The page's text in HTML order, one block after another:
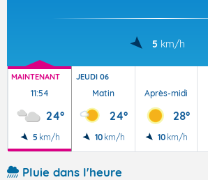
5 km/h
MAINTENANT
11:54
24°
5 km/h
JEUDI 06
Matin
24°
10 km/h
Après-midi
28°
10 km/h
Pluie dans l'heure